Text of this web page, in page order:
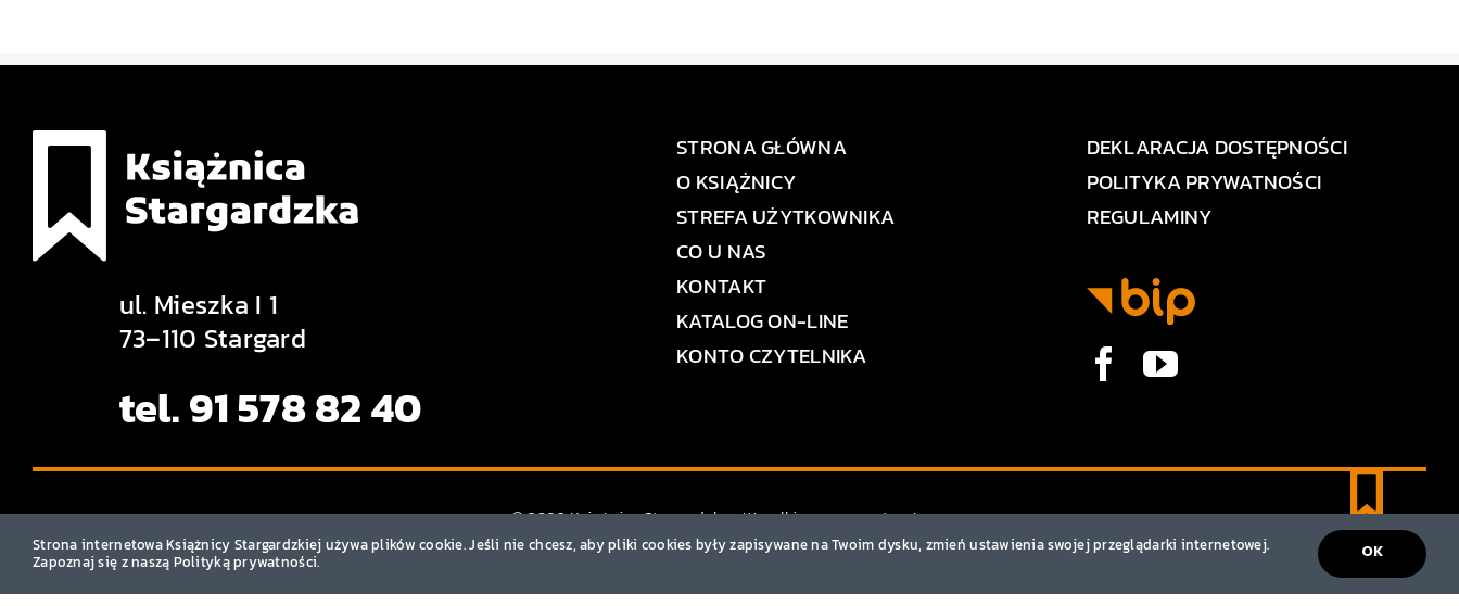
ul. Mieszka I 1
73–110 Stargard
tel. 91 578 82 40
STRONA GŁÓWNA
O KSIĄŻNICY
STREFA UŻYTKOWNIKA
CO U NAS
KONTAKT
KATALOG ON-LINE
KONTO CZYTELNIKA
DEKLARACJA DOSTĘPNOŚCI
POLITYKA PRYWATNOŚCI
REGULAMINY
© 2026 Książnica Stargardzka • Wszelkie prawa zastrzeżone
Strona internetowa Książnicy Stargardzkiej używa plików cookie. Jeśli nie chcesz, aby pliki cookies były zapisywane na Twoim dysku, zmień ustawienia swojej przeglądarki internetowej.
Zapoznaj się z naszą Polityką prywatności.
OK